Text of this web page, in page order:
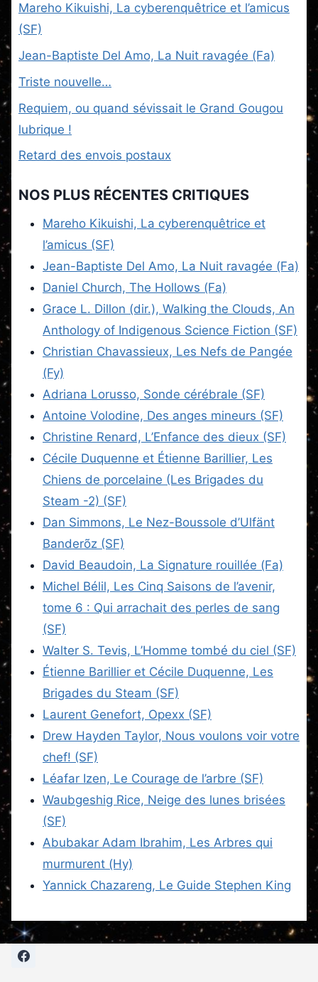
Mareho Kikuishi, La cyberenquêtrice et l’amicus
(SF)
Jean-Baptiste Del Amo, La Nuit ravagée (Fa)
Triste nouvelle…
Requiem, ou quand sévissait le Grand Gougou
lubrique !
Retard des envois postaux
NOS PLUS RÉCENTES CRITIQUES
Mareho Kikuishi, La cyberenquêtrice et
l’amicus (SF)
Jean-Baptiste Del Amo, La Nuit ravagée (Fa)
Daniel Church, The Hollows (Fa)
Grace L. Dillon (dir.), Walking the Clouds, An
Anthology of Indigenous Science Fiction (SF)
Christian Chavassieux, Les Nefs de Pangée
(Fy)
Adriana Lorusso, Sonde cérébrale (SF)
Antoine Volodine, Des anges mineurs (SF)
Christine Renard, L’Enfance des dieux (SF)
Cécile Duquenne et Étienne Barillier, Les
Chiens de porcelaine (Les Brigades du
Steam -2) (SF)
Dan Simmons, Le Nez-Boussole d’Ulfänt
Banderõz (SF)
David Beaudoin, La Signature rouillée (Fa)
Michel Bélil, Les Cinq Saisons de l’avenir,
tome 6 : Qui arrachait des perles de sang
(SF)
Walter S. Tevis, L’Homme tombé du ciel (SF)
Étienne Barillier et Cécile Duquenne, Les
Brigades du Steam (SF)
Laurent Genefort, Opexx (SF)
Drew Hayden Taylor, Nous voulons voir votre
chef! (SF)
Léafar Izen, Le Courage de l’arbre (SF)
Waubgeshig Rice, Neige des lunes brisées
(SF)
Abubakar Adam Ibrahim, Les Arbres qui
murmurent (Hy)
Yannick Chazareng, Le Guide Stephen King